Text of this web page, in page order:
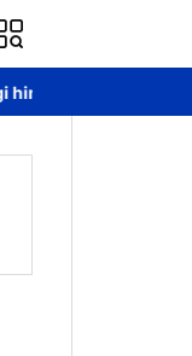
Kantah Murung